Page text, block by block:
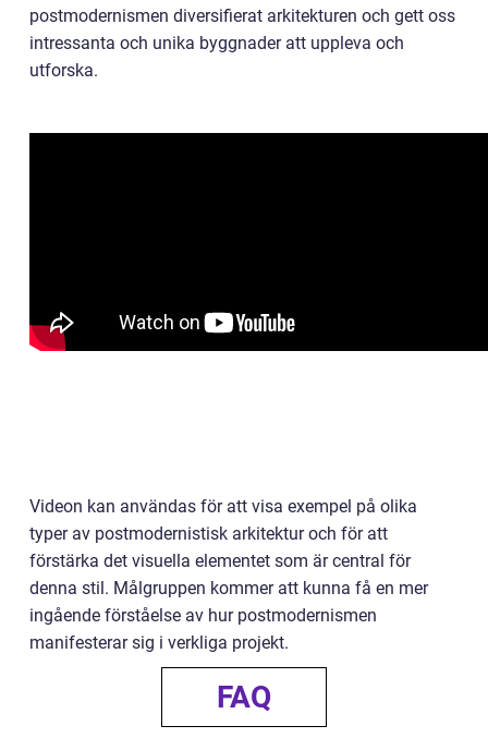
postmodernismen diversifierat arkitekturen och gett oss
intressanta och unika byggnader att uppleva och
utforska.
Videon kan användas för att visa exempel på olika
typer av postmodernistisk arkitektur och för att
förstärka det visuella elementet som är central för
denna stil. Målgruppen kommer att kunna få en mer
ingående förståelse av hur postmodernismen
manifesterar sig i verkliga projekt.
FAQ